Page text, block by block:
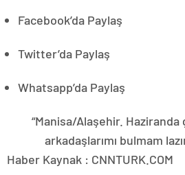
Facebook’da Paylaş
Twitter’da Paylaş
Whatsapp’da Paylaş
“Manisa/Alaşehir.
arkadaşlarımı bulmam
Haber Kaynak : CNNTURK.COM